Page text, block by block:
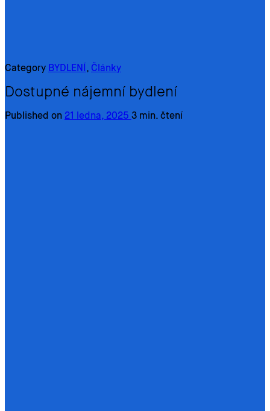
Category BYDLENÍ , Články
Dostupné nájemní bydlení
Published on 21 ledna, 2025 3 min. čtení